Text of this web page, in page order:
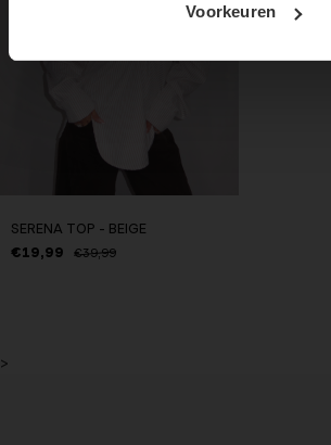
Voorkeuren
SERENA TOP - BEIGE
€19,99
€39,99
>